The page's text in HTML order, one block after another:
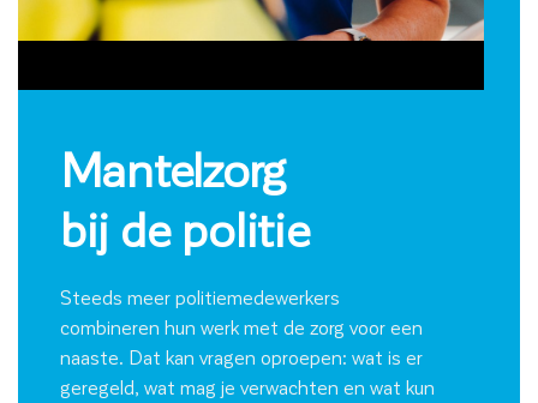
Mantelzorg
bij de politie
Steeds meer politiemedewerkers
combineren hun werk met de zorg voor een
naaste. Dat kan vragen oproepen: wat is er
geregeld, wat mag je verwachten en wat kun